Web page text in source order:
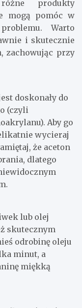
produkty
mogą pomóc w
Warto
i skutecznie
zachowując przy
doskonały do
(czyli
Aby go
wycieraj
że aceton
dlatego
lub olej
skutecznym
odrobinę oleju
minut, a
miękką